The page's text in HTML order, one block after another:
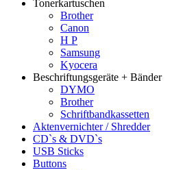
Tonerkartuschen
Brother
Canon
H P
Samsung
Kyocera
Beschriftungsgeräte + Bänder
DYMO
Brother
Schriftbandkassetten
Aktenvernichter / Shredder
CD`s & DVD`s
USB Sticks
Buttons